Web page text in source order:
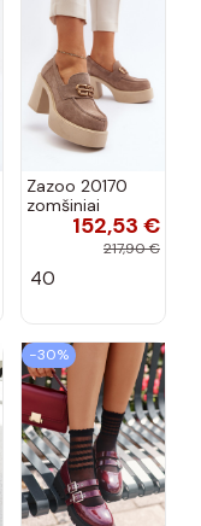
Zazoo 20170
zomšiniai
bateliai su
kulniukais smėlio
152,53 €
217,90 €
40
−30%